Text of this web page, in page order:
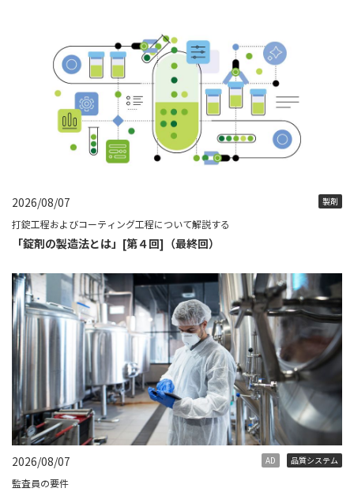
2026/08/07 製剤
打錠工程およびコーティング工程について解説する
「錠剤の製造法とは」[第４回]（最終回）
2026/08/07 AD 品質システム
監査員の要件